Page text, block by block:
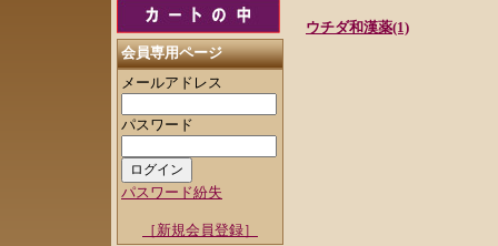
会員専用ページ
メールアドレス
パスワード
パスワード紛失
［新規会員登録］
ウチダ和漢薬(1)